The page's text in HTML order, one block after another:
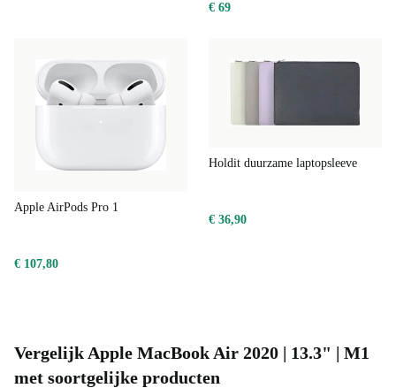
€ 69
Apple AirPods Pro 1
€ 107,80
Holdit duurzame laptopsleeve
€ 36,90
Vergelijk Apple MacBook Air 2020 | 13.3" | M1
met soortgelijke producten